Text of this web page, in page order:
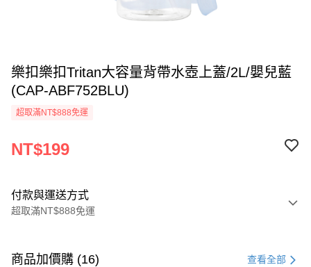
樂扣樂扣Tritan大容量背帶水壺上蓋/2L/嬰兒藍
(CAP-ABF752BLU)
超取滿NT$888免運
NT$199
付款與運送方式
超取滿NT$888免運
信用卡一次付款
商品加價購 (16) 查看全部